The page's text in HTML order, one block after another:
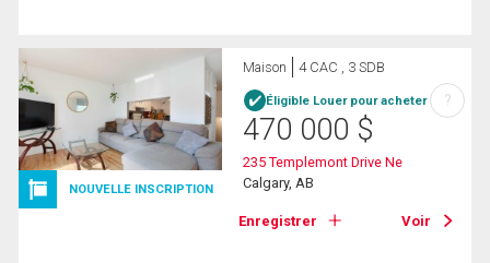
NOUVELLE INSCRIPTION
Maison 4 CAC , 3 SDB
Éligible Louer pour acheter
470 000 $
235 Templemont Drive Ne
Calgary, AB
Enregistrer Voir
?